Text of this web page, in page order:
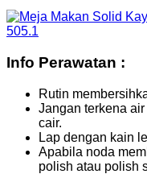
Info Perawatan :
Rutin
Jangan terkena
cair.
Lap dengan kain
Apabila noda
polish atau polish